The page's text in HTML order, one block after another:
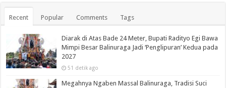
Recent Popular Comments Tags
Diarak di Atas Bade 24 Meter, Bupati Radityo Egi Bawa
Mimpi Besar Balinuraga Jadi ‘Penglipuran’ Kedua pada
2027
51 detik ago
Megahnya Ngaben Massal Balinuraga, Tradisi Suci